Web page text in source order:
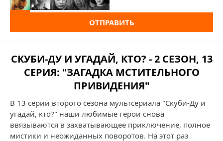
ОТПРАВИТЬ
СКУБИ-ДУ И УГАДАЙ, КТО? - 2 СЕЗОН, 13
СЕРИЯ: "ЗАГАДКА МСТИТЕЛЬНОГО
ПРИВИДЕНИЯ"
В 13 серии второго сезона мультсериала "Скуби-Ду и
угадай, кто?" наши любимые герои снова
ввязываются в захватывающее приключение, полное
мистики и неожиданных поворотов. На этот раз